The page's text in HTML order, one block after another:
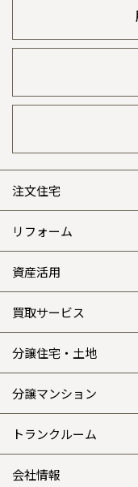
注文住宅
注文住宅 トップ
グレートステージ
クレステージ
施工事例
平屋の家
外観・インテリア集
WEB住宅展示場
リフォーム
リフォーム トップ
リフォームメニュー
選ばれる理由
リフォームの流れ
介護保険利用で快適リ
カタログ請求（無料）
資産活用
資産活用 トップ
賃貸併用住宅のメリット
安心のサポートシステム
商品紹介
展示場案内
買取サービス
分譲住宅・土地
分譲マンション
分譲マンション トップ
ワザックとは
トランクルーム
会社情報